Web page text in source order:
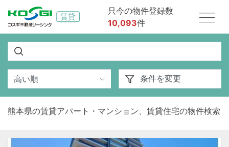
只今の物件登録数
10,093件
熊本県の賃貸アパート・マンション、賃貸住宅の物件検索